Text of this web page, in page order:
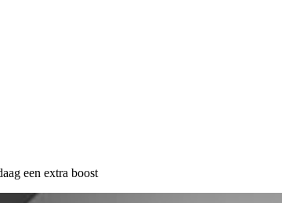
een extra boost